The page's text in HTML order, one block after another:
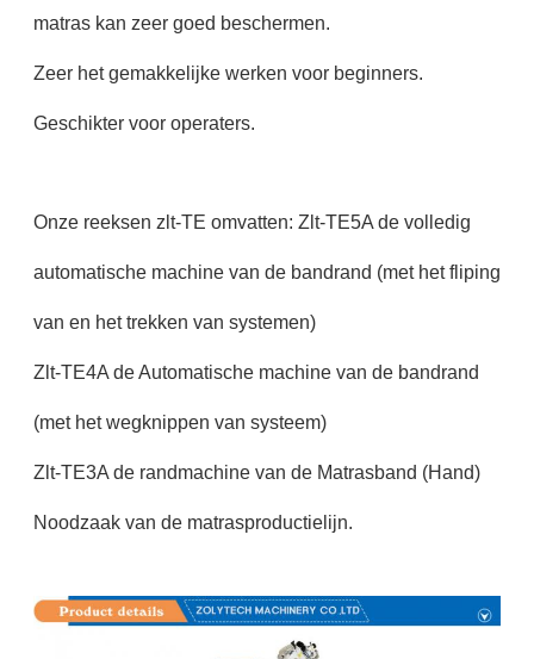
matras kan zeer goed beschermen.
Zeer het gemakkelijke werken voor beginners.
Geschikter voor operaters.
Onze reeksen zlt-TE omvatten: Zlt-TE5A de volledig
automatische machine van de bandrand (met het fliping
van en het trekken van systemen)
Zlt-TE4A de Automatische machine van de bandrand
(met het wegknippen van systeem)
Zlt-TE3A de randmachine van de Matrasband (Hand)
Noodzaak van de matrasproductielijn.